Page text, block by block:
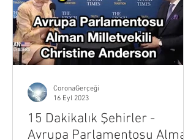
15 Dakikalık Şehirler -
Avrupa Parlamentosu Alman
CoronaGerçeği
16 Eyl 2023